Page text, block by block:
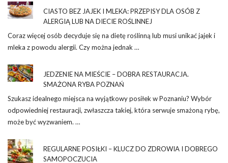
CIASTO BEZ JAJEK I MLEKA: PRZEPISY DLA OSÓB Z
ALERGIĄ LUB NA DIECIE ROŚLINNEJ
Coraz więcej osób decyduje się na dietę roślinną lub musi unikać jajek i
mleka z powodu alergii. Czy można jednak …
JEDZENIE NA MIEŚCIE – DOBRA RESTAURACJA.
SMAŻONA RYBA POZNAŃ
Szukasz idealnego miejsca na wyjątkowy posiłek w Poznaniu? Wybór
odpowiedniej restauracji, zwłaszcza takiej, która serwuje smażoną rybę,
może być wyzwaniem. …
REGULARNE POSIŁKI – KLUCZ DO ZDROWIA I DOBREGO
SAMOPOCZUCIA